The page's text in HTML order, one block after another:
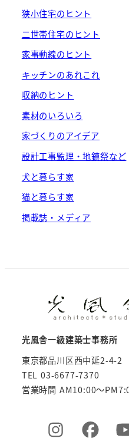
狭小住宅のヒント
二世帯住宅のヒント
家事動線のヒント
キッチンのあれこれ
収納のヒント
素材のいろいろ
家づくりのアイデア
設計工事監理・地鎮祭など
犬と暮らす家
猫と暮らす家
掲載誌・メディア
光風舎一級建築士事務所
東京都品川区西中延2-4-2
TEL 03-6677-7370
営業時間 AM10:00～